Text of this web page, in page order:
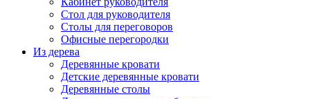
Стол для руководителя
Столы для переговоров
Офисные перегородки
Из дерева
Деревянные кровати
Детские деревянные кровати
Деревянные столы